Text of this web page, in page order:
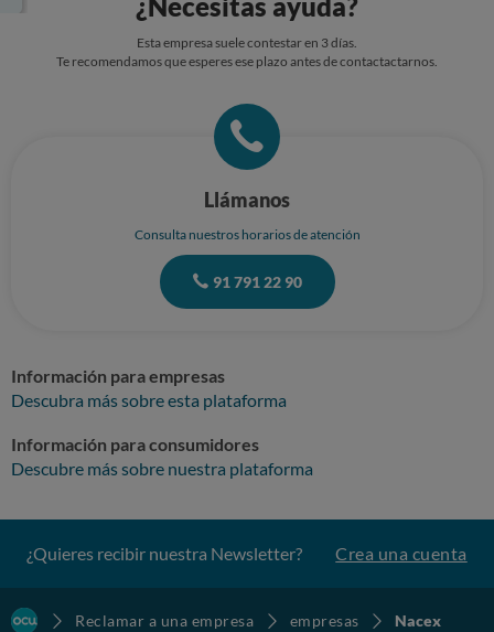
les hubiera indicado algún vecino para poder realizar la entrega Oficina
que dista mucho de mi lugar de residencia. Creo que mi paquete ni
siquiera ha salido de la oficina de Leganés en ningún momento, para
ahorrar costes. Causa esta que no es mi problema.
Esta empresa suele contestar en 3 días.
Te recomendamos que esperes ese plazo antes de contactactarnos.
Llámanos
Consulta nuestros horarios de atención
91 791 22 90
Información para empresas
Descubra más sobre esta plataforma
Información para consumidores
Descubre más sobre nuestra plataforma
¿Quieres recibir nuestra Newsletter? Crea una cuenta
Reclamar a una empresa empresas Nacex